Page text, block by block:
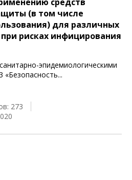
(в том числе
для различных
рисках инфицирования
эпидемиологическими
«Безопасность...
273